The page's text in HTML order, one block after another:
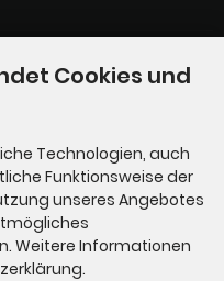
Cookies und
Technologien, auch
Funktionsweise der
unseres Angebotes
Weitere Informationen